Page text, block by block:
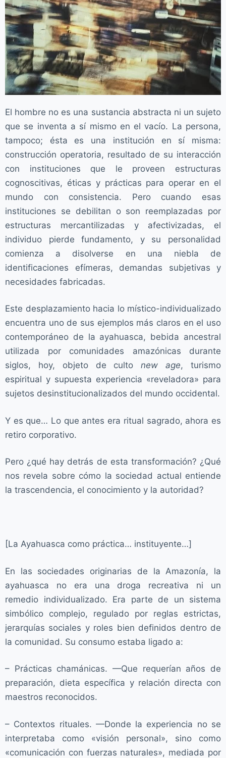
o
El hombre no es una sustancia abstracta ni un sujeto
que se inventa a sí mismo en el vacío. La persona,
tampoco; ésta es una institución en sí misma:
construcción operatoria, resultado de su interacción
con instituciones que le proveen estructuras
cognoscitivas, éticas y prácticas para operar en el
mundo con consistencia. Pero cuando esas
instituciones se debilitan o son reemplazadas por
estructuras mercantilizadas y afectivizadas, el
individuo pierde fundamento, y su personalidad
comienza a disolverse en una niebla de
identificaciones efímeras, demandas subjetivas y
necesidades fabricadas.
Este desplazamiento hacia lo místico-individualizado
encuentra uno de sus ejemplos más claros en el uso
contemporáneo de la ayahuasca, bebida ancestral
utilizada por comunidades amazónicas durante
siglos, hoy, objeto de cultonew age, turismo
espiritual y supuesta experiencia «reveladora» para
sujetos desinstitucionalizados del mundo occidental.
Y es que… Lo que antes era ritual sagrado, ahora es
retiro corporativo.
Pero ¿qué hay detrás de esta transformación? ¿Qué
nos revela sobre cómo la sociedad actual entiende
la trascendencia, el conocimiento y la autoridad?
[La Ayahuasca como práctica… instituyente…]
En las sociedades originarias de la Amazonía, la
ayahuasca no era una droga recreativa ni un
remedio individualizado. Era parte de un sistema
simbólico complejo, regulado por reglas estrictas,
jerarquías sociales y roles bien definidos dentro de
la comunidad. Su consumo estaba ligado a:
– Prácticas chamánicas. —Que requerían años de
preparación, dieta específica y relación directa con
maestros reconocidos.
– Contextos rituales. —Donde la experiencia no se
interpretaba como «visión personal», sino como
«comunicación con fuerzas naturales», mediada por